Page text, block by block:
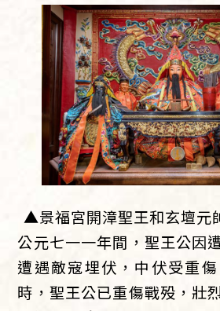
▲景福宮開漳聖王和玄壇元
公元七一一年間，聖王公因
遭遇敵寇埋伏，中伏受重
時，聖王公已重傷戰殁，壯